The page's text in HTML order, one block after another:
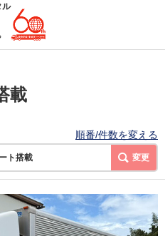
ル
載
順番/件数を変える
ト搭載 変更